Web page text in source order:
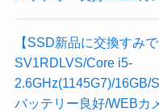
【SSD新品に交換すみ
SV1RDLVS/Core i5-
2.6GHz(1145G7)/16GB/
バッテリー良好/WEBカ